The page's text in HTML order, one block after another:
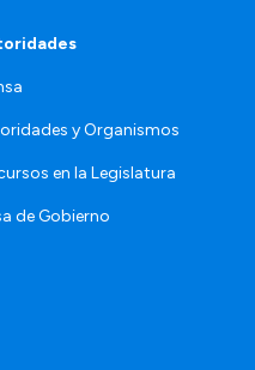
y Organismos
en la Legislatura
de Gobierno